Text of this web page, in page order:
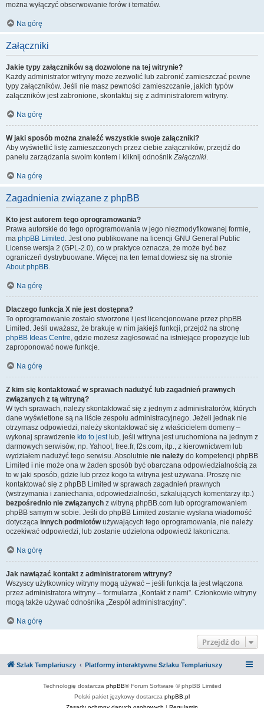
można wyłączyć obserwowanie forów i tematów.
Na górę
Załączniki
Jakie typy załączników są dozwolone na tej witrynie?
Każdy administrator witryny może zezwolić lub zabronić zamieszczać pewne
typy załączników. Jeśli nie masz pewności zamieszczanie, jakich typów
załączników jest zabronione, skontaktuj się z administratorem witryny.
Na górę
W jaki sposób można znaleźć wszystkie swoje załączniki?
Aby wyświetlić listę zamieszczonych przez ciebie załączników, przejdź do
panelu zarządzania swoim kontem i kliknij odnośnikZałączniki.
Na górę
Zagadnienia związane z phpBB
Kto jest autorem tego oprogramowania?
Prawa autorskie do tego oprogramowania w jego niezmodyfikowanej formie,
ma phpBB Limited . Jest ono publikowane na licencji GNU General Public
License wersja 2 (GPL-2.0), co w praktyce oznacza, że może być bez
ograniczeń dystrybuowane. Więcej na ten temat dowiesz się na stronie
About phpBB.
Na górę
Dlaczego funkcja X nie jest dostępna?
To oprogramowanie zostało stworzone i jest licencjonowane przez phpBB
Limited. Jeśli uważasz, że brakuje w nim jakiejś funkcji, przejdź na stronę
phpBB Ideas Centre, gdzie możesz zagłosować na istniejące propozycje lub
zaproponować nowe funkcje.
Na górę
Z kim się kontaktować w sprawach nadużyć lub zagadnień prawnych
związanych z tą witryną?
W tych sprawach, należy skontaktować się z jednym z administratorów, których
dane wyświetlone są na liście zespołu administracyjnego. Jeżeli jednak nie
otrzymasz odpowiedzi, należy skontaktować się z właścicielem domeny –
wykonaj sprawdzenie kto to jestlub, jeśli witryna jest uruchomiona na jednym z
darmowych serwisów, np. Yahoo!, free.fr, f2s.com, itp., z kierownictwem lub
wydziałem nadużyć tego serwisu. Absolutnie nie należy do kompetencji phpBB
Limited i nie może ona w żaden sposób być obarczana odpowiedzialnością za
to w jaki sposób, gdzie lub przez kogo ta witryna jest używana. Proszę nie
kontaktować się z phpBB Limited w sprawach zagadnień prawnych
(wstrzymania i zaniechania, odpowiedzialności, szkalujących komentarzy itp.)
bezpośrednio nie związanych z witryną phpBB.com lub oprogramowaniem
phpBB samym w sobie. Jeśli do phpBB Limited zostanie wysłana wiadomość
dotycząca innych podmiotówużywających tego oprogramowania, nie należy
oczekiwać odpowiedzi, lub zostanie udzielona odpowiedź lakoniczna.
Na górę
Jak nawiązać kontakt z administratorem witryny?
Wszyscy użytkownicy witryny mogą używać – jeśli funkcja ta jest włączona
przez administratora witryny – formularza „Kontakt z nami”. Członkowie witryny
mogą także używać odnośnika „Zespół administracyjny”.
Na górę
Przejdź do
Szlak Templariuszy Platformy interaktywne Szlaku Templariuszy
Technologię dostarcza phpBB® Forum Software © phpBB Limited
Polski pakiet językowy dostarcza phpBB.pl